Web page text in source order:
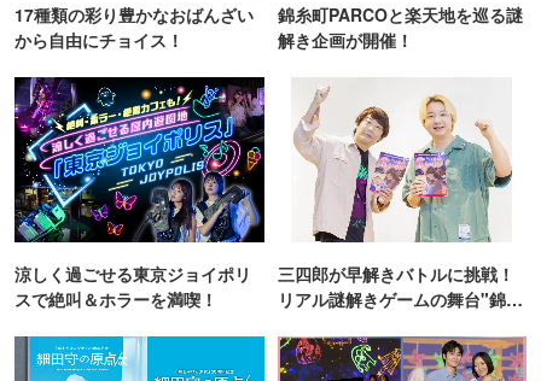
17種類の彩り豊かなおばんざい
から自由にチョイス！
錦糸町PARCOと楽天地を巡る謎
解き企画が開催！
涼しく過ごせる東京ジョイポリ
スで絶叫＆ホラーを満喫！
三四郎が早解きバトルに挑戦！
リアル謎解きゲームの舞台"錦糸